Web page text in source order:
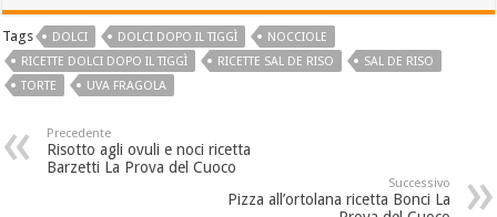
Tags DOLCI DOLCI DOPO IL TIGGÌ
NOCCIOLE
RICETTE DOLCI DOPO IL TIGGÌ
RICETTE SAL DE RISO
SAL DE RISO
TORTE
UVA FRAGOLA
Precedente
Risotto agli ovuli e noci ricetta
Barzetti La Prova del Cuoco
Successivo
Pizza all’ortolana ricetta Bonci La